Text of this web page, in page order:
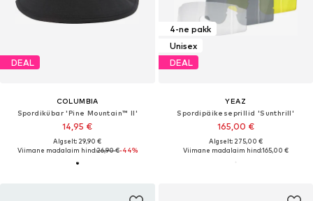
DEAL
COLUMBIA
Spordikübar 'Pine Mountain™ II'
14,95 €
Algselt: 29,90 €
Viimane madalaim hind:26,90 €-44%
4-ne pakk
Unisex
DEAL
YEAZ
Spordipäikeseprillid 'Sunthrill'
165,00 €
Algselt: 275,00 €
Viimane madalaim hind:165,00 €